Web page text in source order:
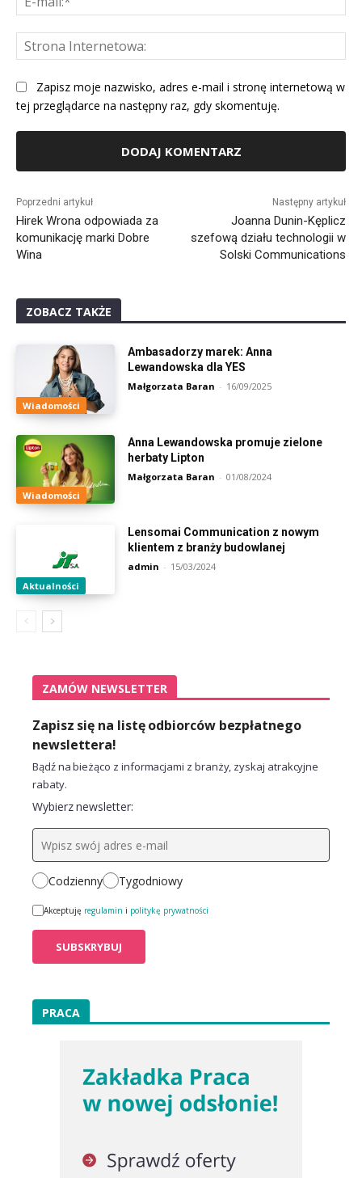
Zapisz moje nazwisko, adres e-mail i stronę internetową w
tej przeglądarce na następny raz, gdy skomentuję.
Poprzedni artykuł
Hirek Wrona odpowiada za
komunikację marki Dobre
Wina
Następny artykuł
Joanna Dunin-Kęplicz
szefową działu technologii w
Solski Communications
ZOBACZ TAKŻE
Wiadomości
Ambasadorzy marek: Anna
Lewandowska dla YES
Małgorzata Baran - 16/09/2025
Wiadomości
Anna Lewandowska promuje zielone
herbaty Lipton
Małgorzata Baran - 01/08/2024
Aktualności
Lensomai Communication z nowym
klientem z branży budowlanej
admin - 15/03/2024
ZAMÓW NEWSLETTER
Zapisz się na listę odbiorców bezpłatnego
newslettera!
Bądź na bieżąco z informacjami z branży, zyskaj atrakcyjne
rabaty.
Wybierz newsletter:
Codzienny Tygodniowy
Akceptuję regulamin i politykę prywatności
PRACA